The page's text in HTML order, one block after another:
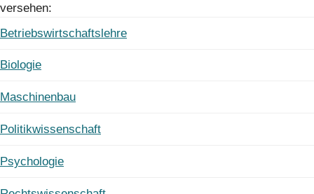
versehen:
Betriebswirtschaftslehre
Biologie
Maschinenbau
Politikwissenschaft
Psychologie